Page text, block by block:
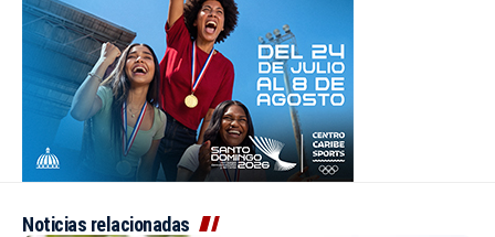
Noticias relacionadas